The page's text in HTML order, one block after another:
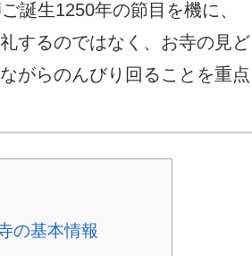
誕生1250年の節目を機に、
するのではなく、お寺の見ど
がらのんびり回ることを重点
の基本情報